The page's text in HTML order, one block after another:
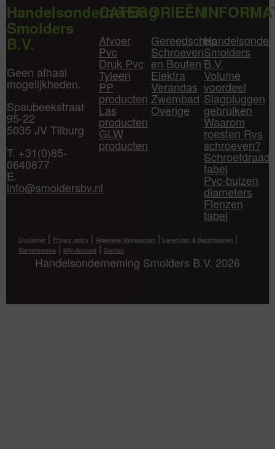
Handelsonderneming
Smolders
B.V.
Geen afhaal
mogelijkheden.
Spaubeekstraat
95-22
5035 JV Tilburg
T. +31(0)85-
0640877
E.
info@smoldersbv.nl
CATEGORIEËN
Afvoer
Pvc
Druk Pvc
Tyleen
PP
producten
Las
producten
GLW
producten
Gereedschap
Schroeven
en Bouten
Elektra
Verandas
Zwembad
Overige
Smolders
B.V.
Volume
voordeel
Slagpluggen
gebruiken
Waarom
roesten Rvs
schroeven?
Schroefdraad
tabel
Pvc-buizen
diameters
Flenzen
tabel
Disclaimer | Privacy policy | Algemene Voorwaarden | Levertijden & Bezorgkosten |
Klantenservice | Mijn Account | Contact
Handelsonderneming Smolders B.V. 2026